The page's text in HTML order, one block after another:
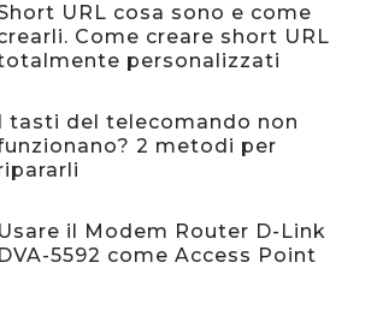
URL cosa sono e come
Come creare short URL
personalizzati
I tasti del telecomando non
2 metodi per
Usare il Modem Router D-Link
DVA-5592 come Access Point